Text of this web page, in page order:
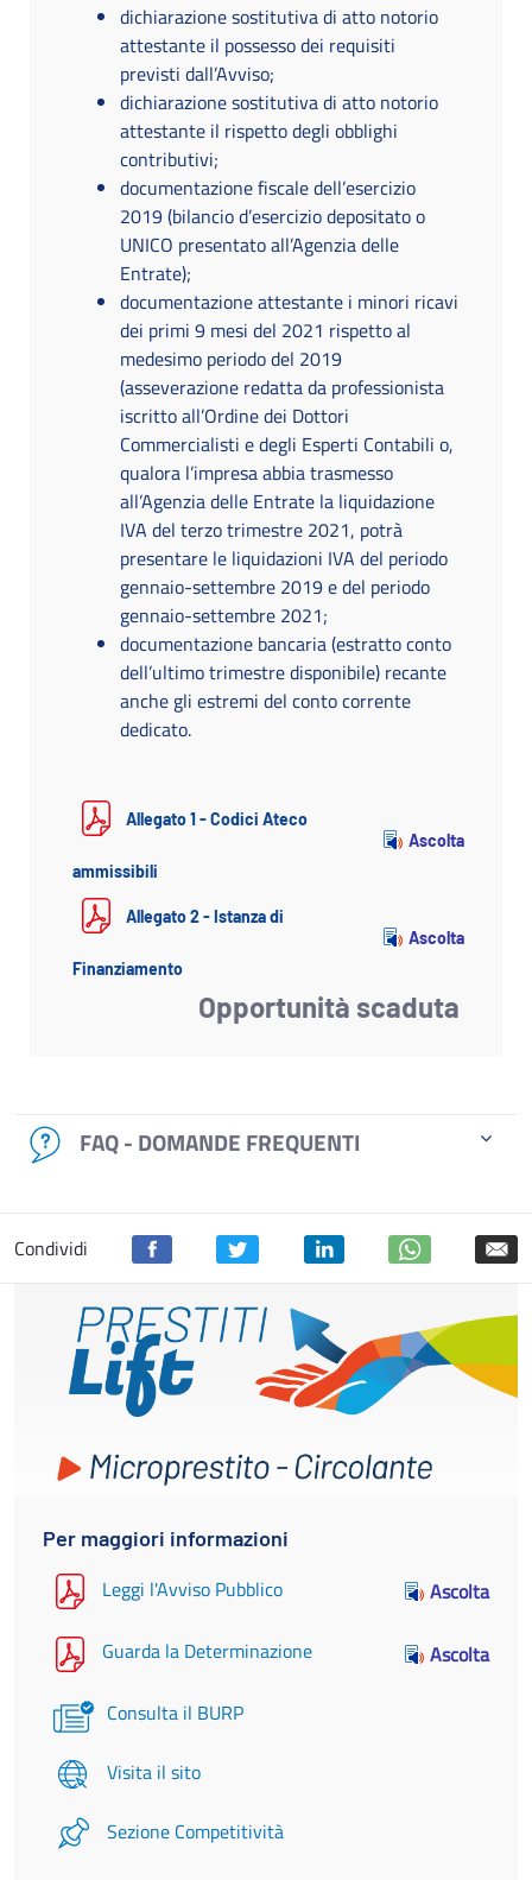
dichiarazione sostitutiva di atto notorio
attestante il possesso dei requisiti
previsti dall’Avviso;
dichiarazione sostitutiva di atto notorio
attestante il rispetto degli obblighi
contributivi;
documentazione fiscale dell’esercizio
2019 (bilancio d’esercizio depositato o
UNICO presentato all’Agenzia delle
Entrate);
documentazione attestante i minori ricavi
dei primi 9 mesi del 2021 rispetto al
medesimo periodo del 2019
(asseverazione redatta da professionista
iscritto all’Ordine dei Dottori
Commercialisti e degli Esperti Contabili o,
qualora l’impresa abbia trasmesso
all’Agenzia delle Entrate la liquidazione
IVA del terzo trimestre 2021, potrà
presentare le liquidazioni IVA del periodo
gennaio-settembre 2019 e del periodo
gennaio-settembre 2021;
documentazione bancaria (estratto conto
dell’ultimo trimestre disponibile) recante
anche gli estremi del conto corrente
dedicato.
Allegato 1 - Codici Ateco
ammissibili
Ascolta
Allegato 2 - Istanza di
Finanziamento
Ascolta
Opportunità scaduta
FAQ - DOMANDE FREQUENTI
Condividi
Per maggiori informazioni
Leggi l'Avviso Pubblico Ascolta
Guarda la Determinazione Ascolta
Consulta il BURP
Visita il sito
Sezione Competitività